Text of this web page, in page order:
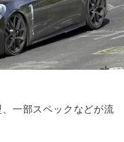
一部スペックなどが流